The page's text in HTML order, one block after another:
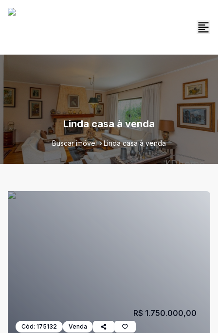
Linda casa à venda
Buscar imóvel Linda casa à venda
Cód: 175132 Venda
R$ 1.750.000,00